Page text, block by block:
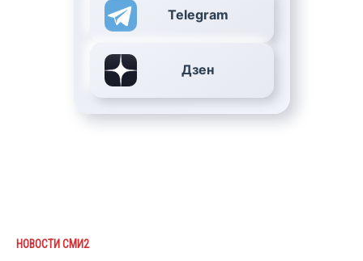
Telegram
Дзен
НОВОСТИ СМИ2